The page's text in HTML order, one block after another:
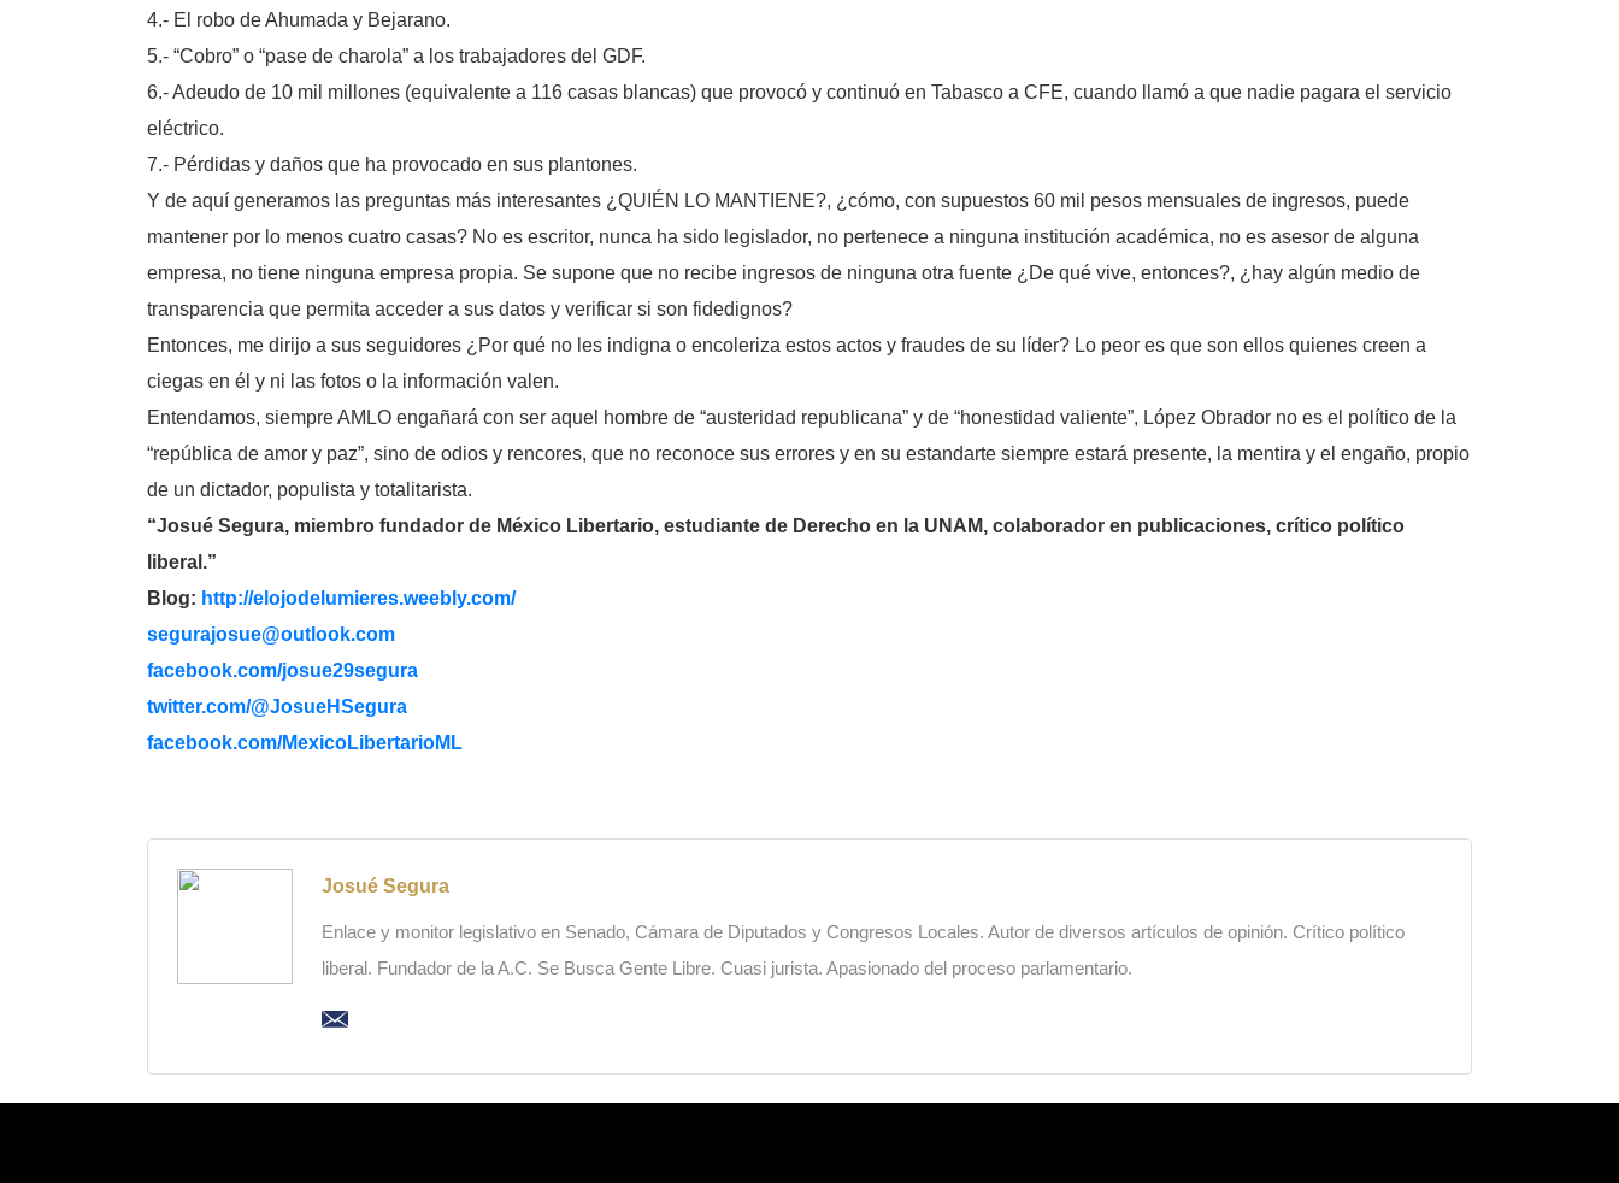
4.- El robo de Ahumada y Bejarano.
5.- “Cobro” o “pase de charola” a los trabajadores del GDF.
6.- Adeudo de 10 mil millones (equivalente a 116 casas blancas) que provocó y continuó en Tabasco a CFE, cuando llamó a que nadie pagara el servicio
eléctrico.
7.- Pérdidas y daños que ha provocado en sus plantones.
Y de aquí generamos las preguntas más interesantes ¿QUIÉN LO MANTIENE?, ¿cómo, con supuestos 60 mil pesos mensuales de ingresos, puede
mantener por lo menos cuatro casas? No es escritor, nunca ha sido legislador, no pertenece a ninguna institución académica, no es asesor de alguna
empresa, no tiene ninguna empresa propia. Se supone que no recibe ingresos de ninguna otra fuente ¿De qué vive, entonces?, ¿hay algún medio de
transparencia que permita acceder a sus datos y verificar si son fidedignos?
Entonces, me dirijo a sus seguidores ¿Por qué no les indigna o encoleriza estos actos y fraudes de su líder? Lo peor es que son ellos quienes creen a
ciegas en él y ni las fotos o la información valen.
Entendamos, siempre AMLO engañará con ser aquel hombre de “austeridad republicana” y de “honestidad valiente”, López Obrador no es el político de la
“república de amor y paz”, sino de odios y rencores, que no reconoce sus errores y en su estandarte siempre estará presente, la mentira y el engaño, propio
de un dictador, populista y totalitarista.
“Josué Segura, miembro fundador de México Libertario, estudiante de Derecho en la UNAM, colaborador en publicaciones, crítico político
liberal.”
Blog: http://elojodelumieres.weebly.com/
segurajosue@outlook.com
facebook.com/josue29segura
twitter.com/@JosueHSegura
facebook.com/MexicoLibertarioML
Josué Segura
Enlace y monitor legislativo en Senado, Cámara de Diputados y Congresos Locales. Autor de diversos artículos de opinión. Crítico político
liberal. Fundador de la A.C. Se Busca Gente Libre. Cuasi jurista. Apasionado del proceso parlamentario.